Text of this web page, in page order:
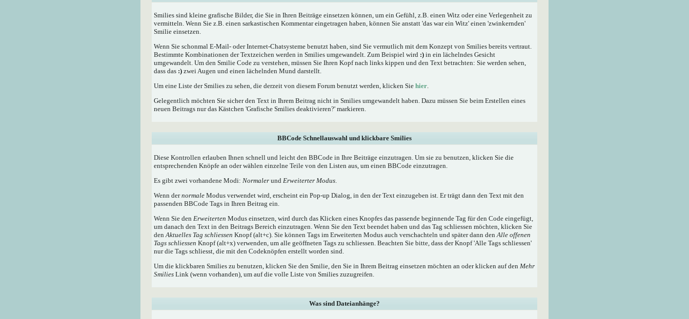
Smilies sind kleine grafische Bilder, die Sie in Ihren Beiträge einsetzen können, um ein Gefühl, z.B. einen Witz oder eine Verlegenheit zu
vermitteln. Wenn Sie z.B. einen sarkastischen Kommentar eingetragen haben, können Sie anstatt 'das war ein Witz' einen 'zwinkernden'
Smilie einsetzen.
Wenn Sie schonmal E-Mail- oder Internet-Chatsysteme benutzt haben, sind Sie vermutlich mit dem Konzept von Smilies bereits vertraut.
Bestimmte Kombinationen der Textzeichen werden in Smilies umgewandelt. Zum Beispiel wird :) in ein lächelndes Gesicht
umgewandelt. Um den Smilie Code zu verstehen, müssen Sie Ihren Kopf nach links kippen und den Text betrachten: Sie werden sehen,
dass das :) zwei Augen und einen lächelnden Mund darstellt.
Um eine Liste der Smilies zu sehen, die derzeit von diesem Forum benutzt werden, klicken Sie hier.
Gelegentlich möchten Sie sicher den Text in Ihrem Beitrag nicht in Smilies umgewandelt haben. Dazu müssen Sie beim Erstellen eines
neuen Beitrags nur das Kästchen 'Grafische Smilies deaktivieren?' markieren.
BBCode Schnellauswahl und klickbare Smilies
Diese Kontrollen erlauben Ihnen schnell und leicht den BBCode in Ihre Beiträge einzutragen. Um sie zu benutzen, klicken Sie die
entsprechenden Knöpfe an oder wählen einzelne Teile von den Listen aus, um einen BBCode einzutragen.
Es gibt zwei vorhandene Modi: Normaler und Erweiterter Modus.
Wenn dernormale Modus verwendet wird, erscheint ein Pop-up Dialog, in den der Text einzugeben ist. Er trägt dann den Text mit den
passenden BBCode Tags in Ihren Beitrag ein.
Wenn Sie den Erweiterten Modus einsetzen, wird durch das Klicken eines Knopfes das passende beginnende Tag für den Code eingefügt,
um danach den Text in den Beitrags Bereich einzutragen. Wenn Sie den Text beendet haben und das Tag schliessen möchten, klicken Sie
denAktuelles Tag schliessen Knopf (alt+c). Sie können Tags im Erweiterten Modus auch verschachteln und später dann denAlle offenen
Tags schliessen Knopf (alt+x) verwenden, um alle geöffneten Tags zu schliessen. Beachten Sie bitte, dass der Knopf 'Alle Tags schliessen'
nur die Tags schliesst, die mit den Codeknöpfen erstellt worden sind.
Um die klickbaren Smilies zu benutzen, klicken Sie den Smilie, den Sie in Ihrem Beitrag einsetzen möchten an oder klicken auf den Mehr
Smilies Link (wenn vorhanden), um auf die volle Liste von Smilies zuzugreifen.
Was sind Dateianhänge?